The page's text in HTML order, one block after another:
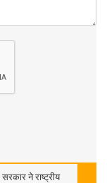
सरकार ने राष्ट्रीय